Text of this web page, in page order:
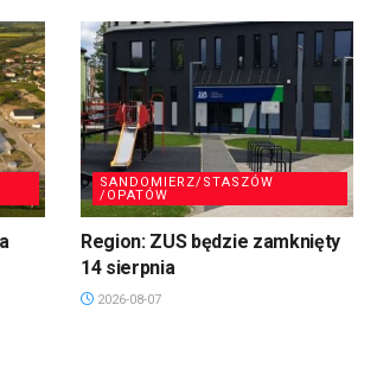
SANDOMIERZ/STASZÓW
/OPATÓW
Region: ZUS będzie zamknięty
14 sierpnia
2026-08-07